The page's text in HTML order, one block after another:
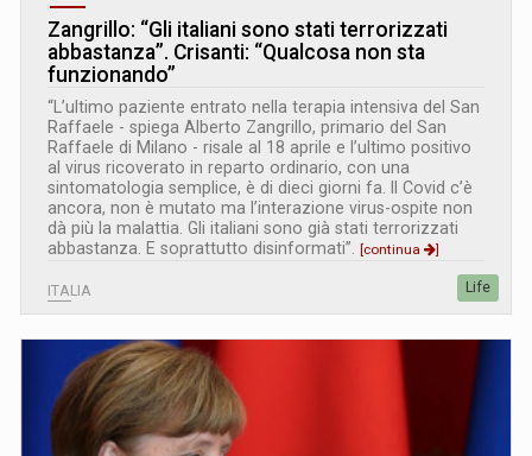
Zangrillo: “Gli italiani sono stati terrorizzati
abbastanza”. Crisanti: “Qualcosa non sta
funzionando”
“L’ultimo paziente entrato nella terapia intensiva del San
Raffaele - spiega Alberto Zangrillo, primario del San
Raffaele di Milano - risale al 18 aprile e l’ultimo positivo
al virus ricoverato in reparto ordinario, con una
sintomatologia semplice, è di dieci giorni fa. Il Covid c’è
ancora, non è mutato ma l’interazione virus-ospite non
dà più la malattia. Gli italiani sono già stati terrorizzati
abbastanza. E soprattutto disinformati”.
[continua ]
ITALIA Life